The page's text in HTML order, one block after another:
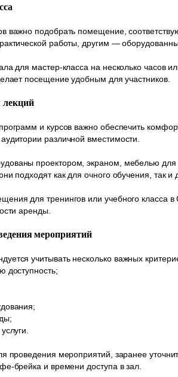
важно подобрать помещение,
работы, другим —
для мастер-класса на несколько
посещение удобным для участников.
лекций
и курсов важно обеспечить
различной вместимости.
проектором, экраном, мебелью для
подходят как для очного обучения, так
для тренингов или учебного класса в
аренды.
мероприятий
учитывать несколько важных
доступность;
проведения мероприятий, заранее
брейка и времени доступа в зал.